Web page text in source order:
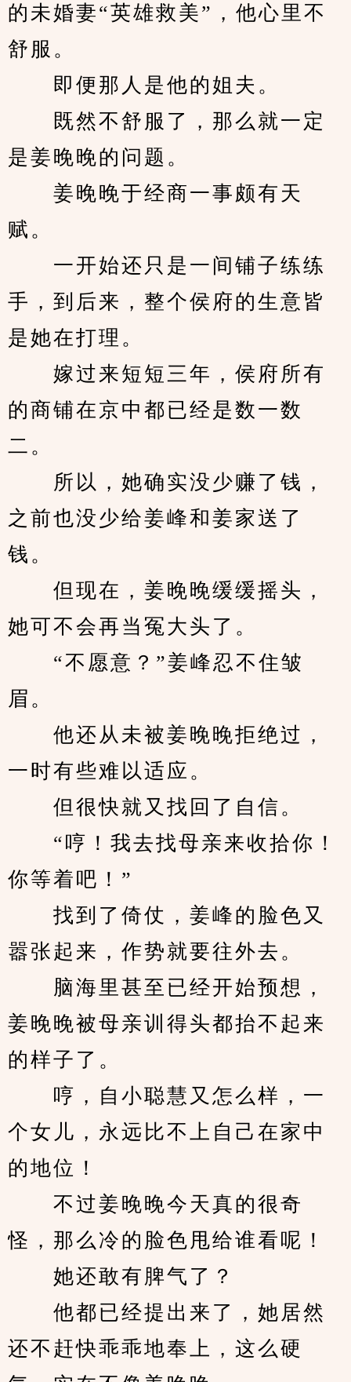
的未婚妻“英雄救美”，他心里不
舒服。
即便那人是他的姐夫。
既然不舒服了，那么就一定
是姜晚晚的问题。
姜晚晚于经商一事颇有天
赋。
一开始还只是一间铺子练练
手，到后来，整个侯府的生意皆
是她在打理。
嫁过来短短三年，侯府所有
的商铺在京中都已经是数一数
二。
所以，她确实没少赚了钱，
之前也没少给姜峰和姜家送了
钱。
但现在，姜晚晚缓缓摇头，
她可不会再当冤大头了。
“不愿意？”姜峰忍不住皱
眉。
他还从未被姜晚晚拒绝过，
一时有些难以适应。
但很快就又找回了自信。
“哼！我去找母亲来收拾你！
你等着吧！”
找到了倚仗，姜峰的脸色又
嚣张起来，作势就要往外去。
脑海里甚至已经开始预想，
姜晚晚被母亲训得头都抬不起来
的样子了。
哼，自小聪慧又怎么样，一
个女儿，永远比不上自己在家中
的地位！
不过姜晚晚今天真的很奇
怪，那么冷的脸色甩给谁看呢！
她还敢有脾气了？
他都已经提出来了，她居然
还不赶快乖乖地奉上，这么硬